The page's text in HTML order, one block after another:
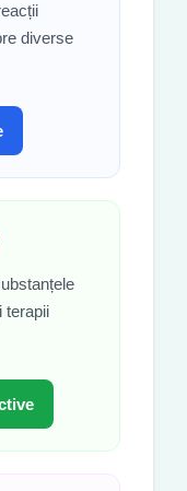
diverse
terapii